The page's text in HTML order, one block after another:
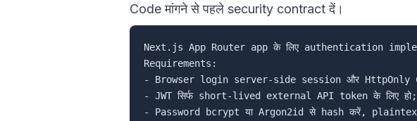
Code मांगने से पहले security contract दें।
Next.js App Router app के लिए authentication
Requirements:
- Browser login server-side session और HttpOnly
- JWT सिर्फ short-lived external API token के लिए
- Password bcrypt या Argon2id से hash करें,